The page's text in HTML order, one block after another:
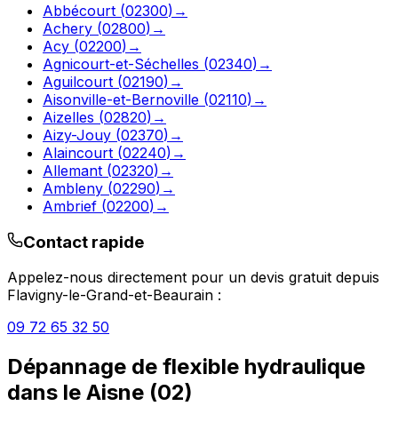
Abbécourt (02300) →
Achery (02800) →
Acy (02200) →
Agnicourt-et-Séchelles (02340) →
Aguilcourt (02190) →
Aisonville-et-Bernoville (02110) →
Aizelles (02820) →
Aizy-Jouy (02370) →
Alaincourt (02240) →
Allemant (02320) →
Ambleny (02290) →
Ambrief (02200) →
Contact rapide
Appelez-nous directement pour un devis gratuit depuis
Flavigny-le-Grand-et-Beaurain :
09 72 65 32 50
Dépannage de flexible hydraulique
dans le Aisne (02)